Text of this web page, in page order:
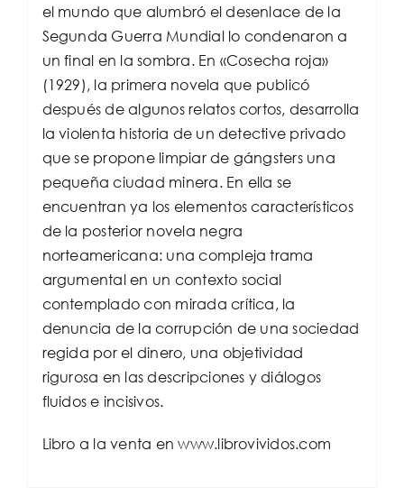
el mundo que alumbró el desenlace de la
Segunda Guerra Mundial lo condenaron a
un final en la sombra. En «Cosecha roja»
(1929), la primera novela que publicó
después de algunos relatos cortos, desarrolla
la violenta historia de un detective privado
que se propone limpiar de gángsters una
pequeña ciudad minera. En ella se
encuentran ya los elementos característicos
de la posterior novela negra
norteamericana: una compleja trama
argumental en un contexto social
contemplado con mirada crítica, la
denuncia de la corrupción de una sociedad
regida por el dinero, una objetividad
rigurosa en las descripciones y diálogos
fluidos e incisivos.
Libro a la venta en www.librovividos.com